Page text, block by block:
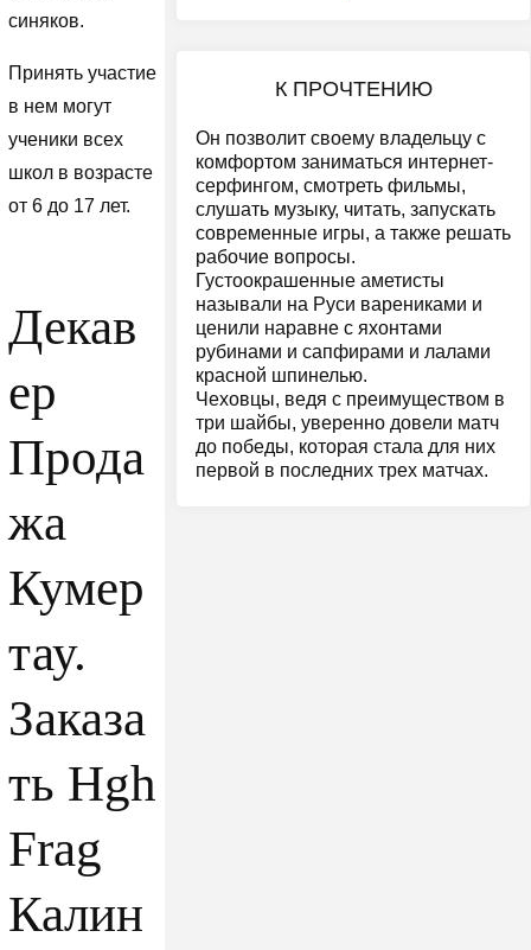
синяков.
Принять участие
в нем могут
ученики всех
школ в возрасте
от 6 до 17 лет.
Декав
ер
Прода
жа
Кумер
тау.
Заказа
ть Hgh
Frag
Калин
К ПРОЧТЕНИЮ
Он позволит своему владельцу с
комфортом заниматься интернет-
серфингом, смотреть фильмы,
слушать музыку, читать, запускать
современные игры, а также решать
рабочие вопросы.
Густоокрашенные аметисты
называли на Руси варениками и
ценили наравне с яхонтами
рубинами и сапфирами и лалами
красной шпинелью.
Чеховцы, ведя с преимуществом в
три шайбы, уверенно довели матч
до победы, которая стала для них
первой в последних трех матчах.